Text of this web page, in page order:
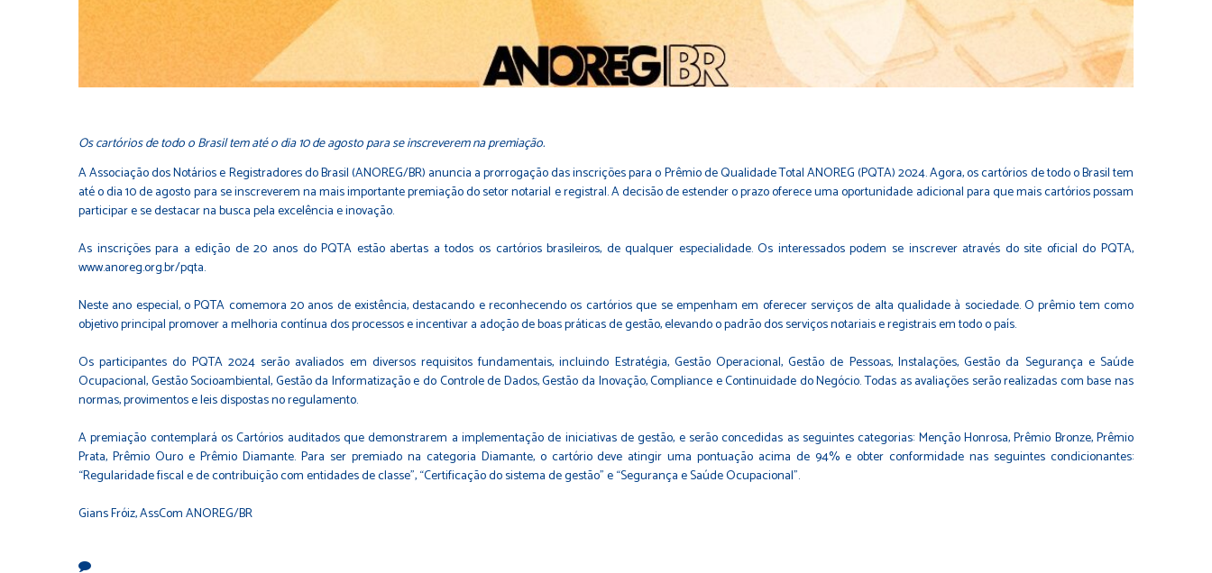
Os cartórios de todo o Brasil tem até o dia 10 de agosto para se inscreverem na premiação.
A Associação dos Notários e Registradores do Brasil (ANOREG/BR) anuncia a prorrogação das inscrições para o Prêmio de Qualidade Total ANOREG (PQTA) 2024. Agora, os cartórios de todo o Brasil tem
até o dia 10 de agosto para se inscreverem na mais importante premiação do setor notarial e registral. A decisão de estender o prazo oferece uma oportunidade adicional para que mais cartórios possam
participar e se destacar na busca pela excelência e inovação.
As inscrições para a edição de 20 anos do PQTA estão abertas a todos os cartórios brasileiros, de qualquer especialidade. Os interessados podem se inscrever através do site oficial do PQTA,
www.anoreg.org.br/pqta.
Neste ano especial, o PQTA comemora 20 anos de existência, destacando e reconhecendo os cartórios que se empenham em oferecer serviços de alta qualidade à sociedade. O prêmio tem como
objetivo principal promover a melhoria contínua dos processos e incentivar a adoção de boas práticas de gestão, elevando o padrão dos serviços notariais e registrais em todo o país.
Os participantes do PQTA 2024 serão avaliados em diversos requisitos fundamentais, incluindo Estratégia, Gestão Operacional, Gestão de Pessoas, Instalações, Gestão da Segurança e Saúde
Ocupacional, Gestão Socioambiental, Gestão da Informatização e do Controle de Dados, Gestão da Inovação, Compliance e Continuidade do Negócio. Todas as avaliações serão realizadas com base nas
normas, provimentos e leis dispostas no regulamento.
A premiação contemplará os Cartórios auditados que demonstrarem a implementação de iniciativas de gestão, e serão concedidas as seguintes categorias: Menção Honrosa, Prêmio Bronze, Prêmio
Prata, Prêmio Ouro e Prêmio Diamante. Para ser premiado na categoria Diamante, o cartório deve atingir uma pontuação acima de 94% e obter conformidade nas seguintes condicionantes:
“Regularidade fiscal e de contribuição com entidades de classe”, “Certificação do sistema de gestão” e “Segurança e Saúde Ocupacional”.
Gians Fróiz, AssCom ANOREG/BR